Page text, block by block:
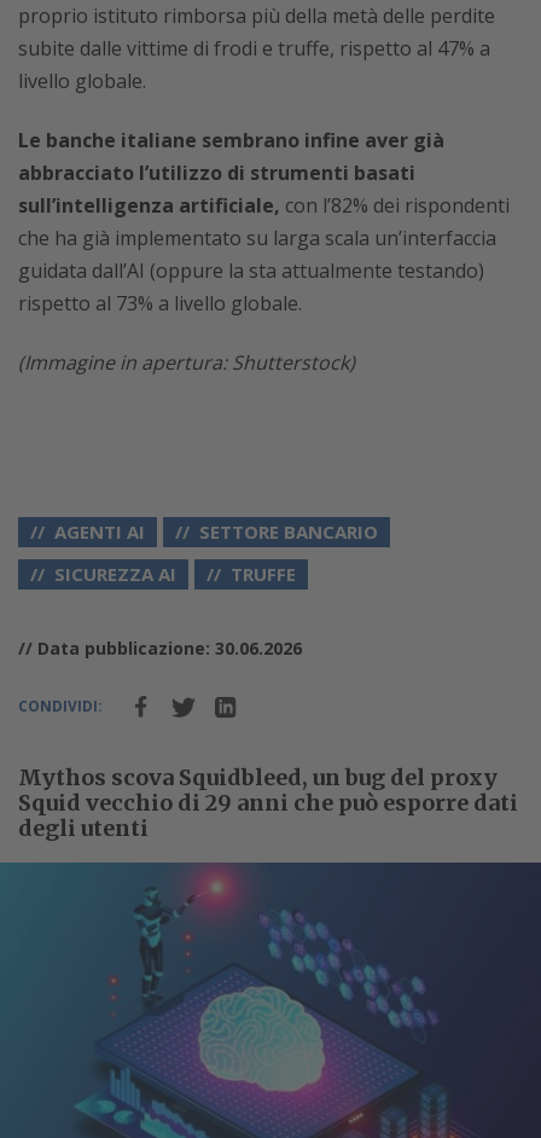
proprio istituto rimborsa più della metà delle perdite
subite dalle vittime di frodi e truffe, rispetto al 47% a
livello globale.
Le banche italiane sembrano infine aver già
abbracciato l’utilizzo di strumenti basati
sull’intelligenza artificiale, con l’82% dei rispondenti
che ha già implementato su larga scala un’interfaccia
guidata dall’AI (oppure la sta attualmente testando)
rispetto al 73% a livello globale.
(Immagine in apertura: Shutterstock)
AGENTI AI
SETTORE BANCARIO
SICUREZZA AI
TRUFFE
// Data pubblicazione: 30.06.2026
CONDIVIDI:
Mythos scova Squidbleed, un bug del proxy
Squid vecchio di 29 anni che può esporre dati
degli utenti